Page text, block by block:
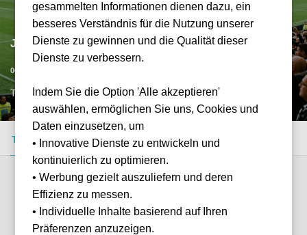
Juventus Turin vs AC Mailand
06.09.2026
TRN, IT
Tickets kaufen Event-Info FAQ
Verfügbare Kategorien (1)
gesammelten Informationen dienen dazu, ein
besseres Verständnis für die Nutzung unserer
Dienste zu gewinnen und die Qualität dieser
Dienste zu verbessern.
Indem Sie die Option 'Alle akzeptieren'
auswählen, ermöglichen Sie uns, Cookies und
Daten einzusetzen, um
• Innovative Dienste zu entwickeln und
kontinuierlich zu optimieren.
• Werbung gezielt auszuliefern und deren
Effizienz zu messen.
• Individuelle Inhalte basierend auf Ihren
Präferenzen anzuzeigen.